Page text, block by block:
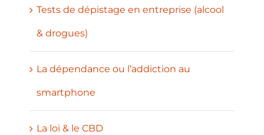
Tests de dépistage en entreprise (alcool
& drogues)
La dépendance ou l’addiction au
smartphone
La loi & le CBD